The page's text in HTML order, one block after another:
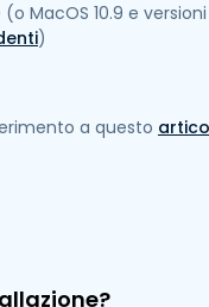
MacOS 10.9 e versioni
)
a questo